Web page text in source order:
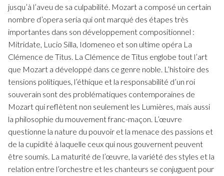
jusqu’à l’aveu de sa culpabilité. Mozart a composé un certain
nombre d’opera seria qui ont marqué des étapes très
importantes dans son développement compositionnel :
Mitridate, Lucio Silla, Idomeneo et son ultime opéra La
Clémence de Titus. La Clémence de Titus englobe tout l’art
que Mozart a développé dans ce genre noble. L’histoire des
tensions politiques, l’éthique et la responsabilité d’un roi
souverain sont des problématiques contemporaines de
Mozart qui reflètent non seulement les Lumières, mais aussi
la philosophie du mouvement franc-maçon. L’œuvre
questionne la nature du pouvoir et la menace des passions et
de la cupidité à laquelle ceux qui nous gouvernent peuvent
être soumis. La maturité de l’œuvre, la variété des styles et la
relation entre l’orchestre et les chanteurs se conjuguent pour